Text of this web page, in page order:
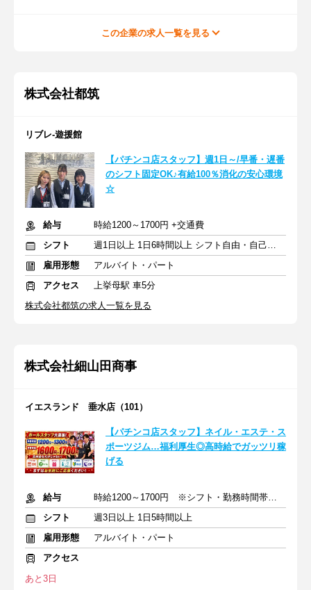
この企業の求人一覧を見る
株式会社都筑
リブレ-遊援館
【パチンコ店スタッフ】週1日～/早番・遅番
のシフト固定OK♪有給100％消化の安心環境
☆
給与
時給1200～1700円 +交通費
シフト
週1日以上 1日6時間以上 シフト自由・自己申告
雇用形態
アルバイト・パート
アクセス
上挙母駅 車5分
株式会社都筑の求人一覧を見る
株式会社細山田商事
イエスランド 垂水店（101）
【パチンコ店スタッフ】ネイル・エステ・ス
ポーツジム…福利厚生◎高時給でガッツリ稼
げる
給与
時給1200～1700円 ※シフト・勤務時間帯によります
シフト
週3日以上 1日5時間以上
雇用形態
アルバイト・パート
アクセス
あと3日